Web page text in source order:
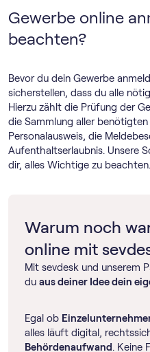
Gewerbe online
beachten?
Bevor du dein Gewerbe
sicherstellen, dass du alle
Hierzu zählt die Prüfung der
die Sammlung aller benötigten
Personalausweis, die
Aufenthaltserlaubnis. Unsere
dir, alles Wichtige zu beachten.
Warum noch
online mit
Mit sevdesk und unserem
du aus deiner Idee dein
Egal ob
alles läuft digital,
Behördenaufwand. Keine